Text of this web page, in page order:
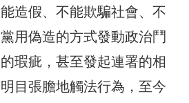
造假、不能欺騙社會、不
用偽造的方式發動政治鬥
瑕疵，甚至發起連署的相
目張膽地觸法行為，至今